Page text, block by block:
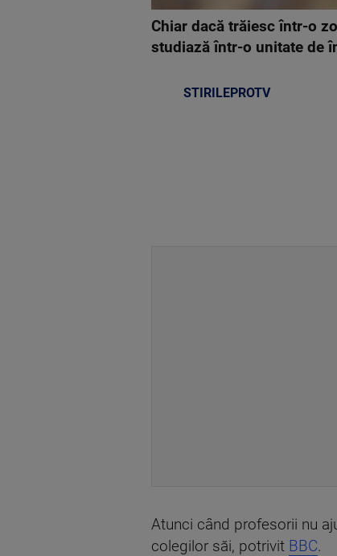
Chiar dacă trăiesc într-o
studiază într-o unitate de
STIRILEPROTV
Atunci când profesorii nu
colegilor săi, potrivit BBC.